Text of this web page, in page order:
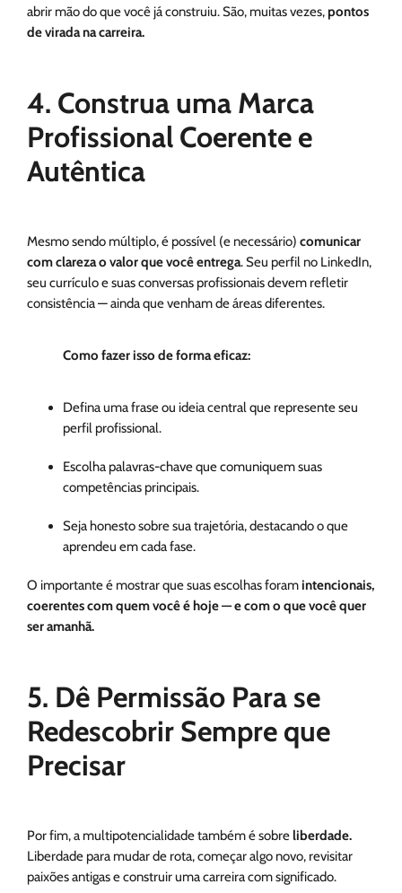
abrir mão do que você já construiu. São, muitas vezes,pontos
de virada na carreira.
4. Construa uma Marca
Profissional Coerente e
Autêntica
Mesmo sendo múltiplo, é possível (e necessário) comunicar
com clareza o valor que você entrega. Seu perfil no LinkedIn,
seu currículo e suas conversas profissionais devem refletir
consistência — ainda que venham de áreas diferentes.
Como fazer isso de forma eficaz:
Defina uma frase ou ideia central que represente seu
perfil profissional.
Escolha palavras-chave que comuniquem suas
competências principais.
Seja honesto sobre sua trajetória, destacando o que
aprendeu em cada fase.
O importante é mostrar que suas escolhas foramintencionais,
coerentes com quem você é hoje — e com o que você quer
ser amanhã.
5. Dê Permissão Para se
Redescobrir Sempre que
Precisar
Por fim, a multipotencialidade também é sobreliberdade.
Liberdade para mudar de rota, começar algo novo, revisitar
paixões antigas e construir uma carreira com significado.